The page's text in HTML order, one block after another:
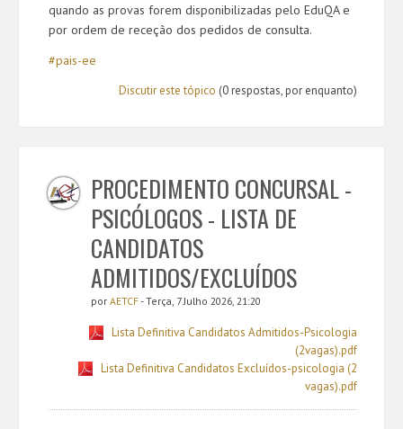
quando as provas forem disponibilizadas pelo EduQA e
por ordem de receção dos pedidos de consulta.
#pais-ee
Discutir este tópico (0 respostas, por enquanto)
PROCEDIMENTO CONCURSAL -
PSICÓLOGOS - LISTA DE
CANDIDATOS
ADMITIDOS/EXCLUÍDOS
por AETCF- Terça, 7 Julho 2026, 21:20
Lista Definitiva Candidatos Admitidos-Psicologia
(2vagas).pdf
Lista Definitiva Candidatos Excluídos-psicologia (2
vagas).pdf